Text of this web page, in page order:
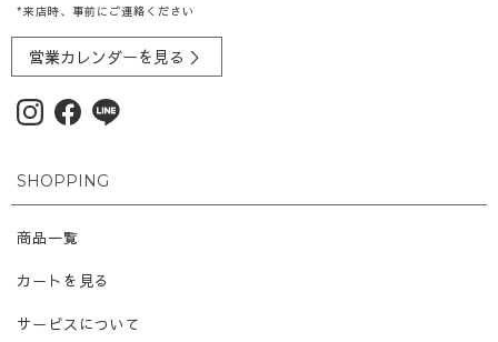
*来店時、事前にご連絡ください
営業カレンダーを見る ＞
SHOPPING
商品一覧
カートを見る
サービスについて